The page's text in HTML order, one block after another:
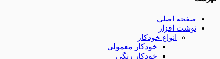
صفحه اصلی
نوشت افزار
انواع خودکار
خودکار معمولی
خودکار رنگی